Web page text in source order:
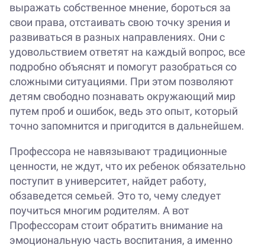
выражать собственное мнение, бороться за
свои права, отстаивать свою точку зрения и
развиваться в разных направлениях. Они с
удовольствием ответят на каждый вопрос, все
подробно объяснят и помогут разобраться со
сложными ситуациями. При этом позволяют
детям свободно познавать окружающий мир
путем проб и ошибок, ведь это опыт, который
точно запомнится и пригодится в дальнейшем.
Профессора не навязывают традиционные
ценности, не ждут, что их ребенок обязательно
поступит в университет, найдет работу,
обзаведется семьей. Это то, чему следует
поучиться многим родителям. А вот
Профессорам стоит обратить внимание на
эмоциональную часть воспитания, а именно